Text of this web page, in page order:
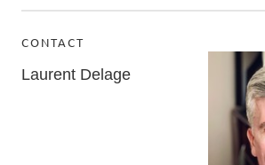
CONTACT
Laurent Delage